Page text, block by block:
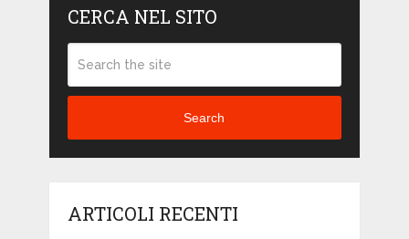
CERCA NEL SITO
Search
ARTICOLI RECENTI